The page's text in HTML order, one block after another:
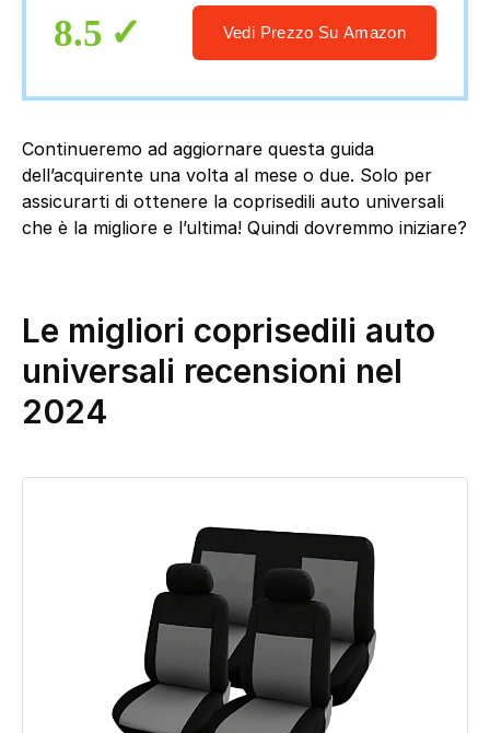
8.5 Vedi Prezzo Su Amazon
Continueremo ad aggiornare questa guida
dell’acquirente una volta al mese o due. Solo per
assicurarti di ottenere la coprisedili auto universali
che è la migliore e l’ultima! Quindi dovremmo iniziare?
Le migliori coprisedili auto
universali recensioni nel
2024